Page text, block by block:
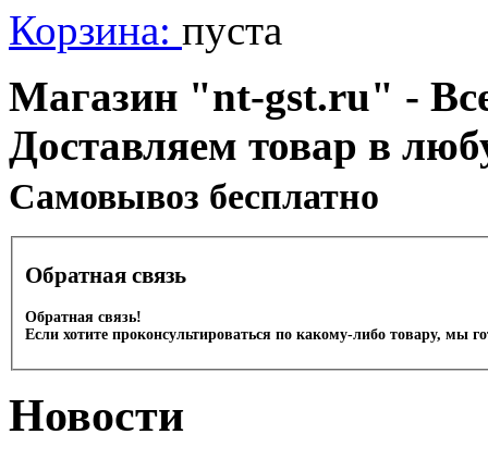
Корзина: пуста
Магазин "nt-gst.ru" -
Доставляем товар в
Cамовывоз бесплатно
Обратная связь
Обратная связь!
Если хотите проконсультироваться по какому-либо товару, мы
Новости